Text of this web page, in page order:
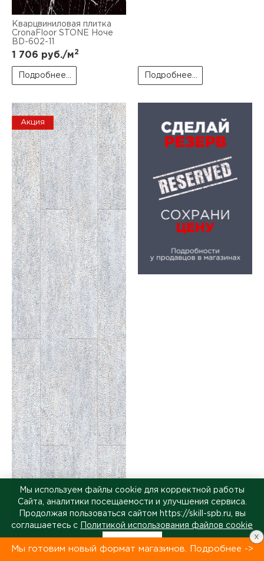
Кварцвиниловая плитка
CronaFloor STONE Ноче
BD-602-11
1 706 руб./м2
Подробнее... Подробнее...
Акция
Мы используем файлы cookie для корректной работы
Сайта, аналитики посещаемости и улучшения сервиса.
Продолжая пользоваться сайтом https://skill-spb.ru, вы
соглашаетесь с
Политикой использования файлов cookie
Мы готовим новый формат магазинов. Подробнее ->
x